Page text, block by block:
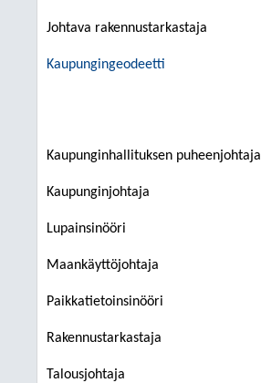
Johtava rakennustarkastaja
Kaupungingeodeetti
Kaupunginhallituksen puheenjohtaja
Kaupunginjohtaja
Lupainsinööri
Maankäyttöjohtaja
Paikkatietoinsinööri
Rakennustarkastaja
Talousjohtaja